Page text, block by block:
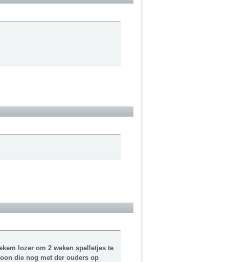
lozer om 2 weken spelletjes te
die nog met der ouders op